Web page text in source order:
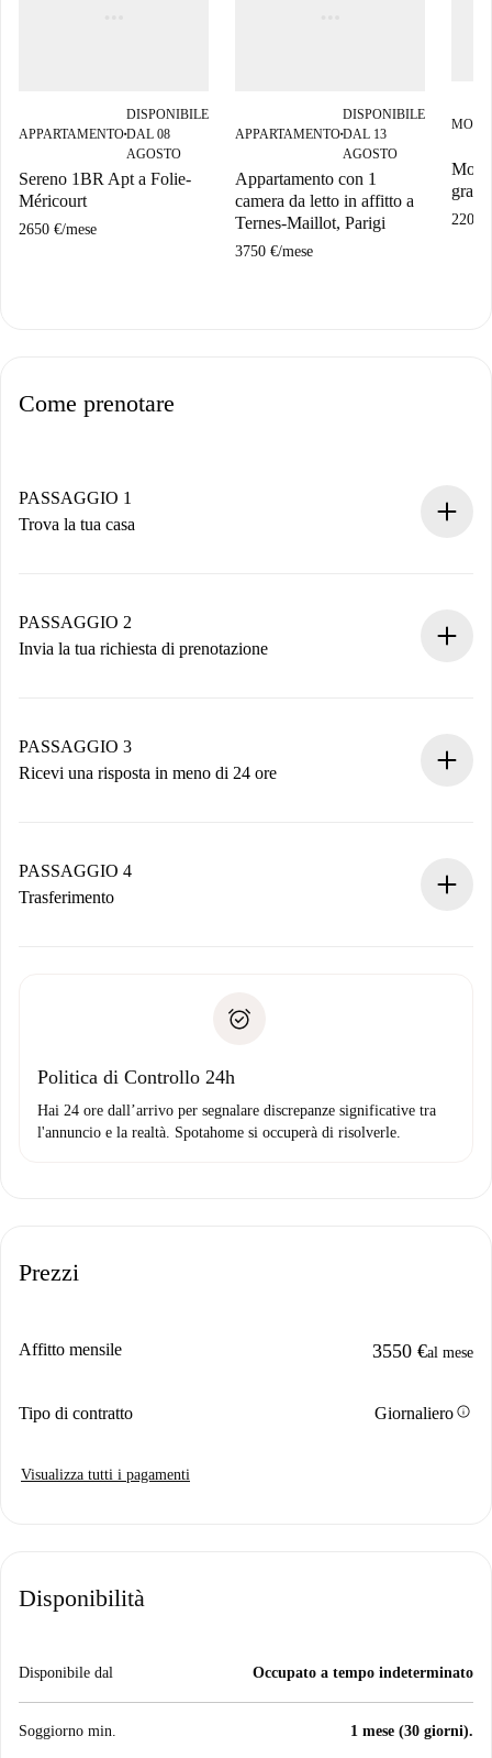
APPARTAMENTO■
DISPONIBILE
DAL 08
AGOSTO
Sereno 1BR Apt a Folie-
Méricourt
2650 €/mese
APPARTAMENTO■
DISPONIBILE
DAL 13
AGOSTO
Appartamento con 1
camera da letto in affitto a
Ternes-Maillot, Parigi
3750 €/mese
2200
Come prenotare
PASSAGGIO 1
Trova la tua casa
Hai tutte le informazioni necessarie in anticipo.
PASSAGGIO 2
Invia la tua richiesta di prenotazione
non accetta.
PASSAGGIO 3
Ricevi una risposta in meno di 24 ore
contatto con il proprietario.
Se rifiutata: non ti addebiteremo nulla e ti proporremo
Domiciliazione del pagamento
PASSAGGIO 4
Trasferimento
solo se non segnali problemi.
Politica di Controllo 24h
Hai 24 ore dall’arrivo per segnalare discrepanze significative tra
l'annuncio e la realtà. Spotahome si occuperà di risolverle.
Prezzi
Affitto mensile 3550 €al mese
Tipo di contratto Giornalieroinfo
Visualizza tutti i pagamenti
Disponibilità
Disponibile dal Occupato a tempo indeterminato
Soggiorno min. 1 mese (30 giorni).